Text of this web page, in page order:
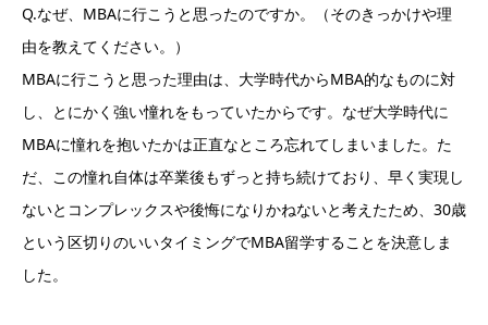
Q.なぜ、MBAに行こうと思ったのですか。（そのきっかけや理
由を教えてください。）
MBAに行こうと思った理由は、大学時代からMBA的なものに対
し、とにかく強い憧れをもっていたからです。なぜ大学時代に
MBAに憧れを抱いたかは正直なところ忘れてしまいました。た
だ、この憧れ自体は卒業後もずっと持ち続けており、早く実現し
ないとコンプレックスや後悔になりかねないと考えたため、30歳
という区切りのいいタイミングでMBA留学することを決意しま
した。